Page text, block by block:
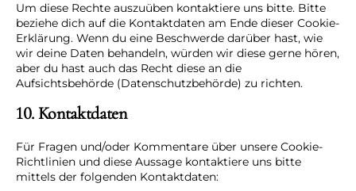
Um diese Rechte auszuüben kontaktiere uns bitte. Bitte
beziehe dich auf die Kontaktdaten am Ende dieser Cookie-
Erklärung. Wenn du eine Beschwerde darüber hast, wie
wir deine Daten behandeln, würden wir diese gerne hören,
aber du hast auch das Recht diese an die
Aufsichtsbehörde (Datenschutzbehörde) zu richten.
10. Kontaktdaten
Für Fragen und/oder Kommentare über unsere Cookie-
Richtlinien und diese Aussage kontaktiere uns bitte
mittels der folgenden Kontaktdaten: